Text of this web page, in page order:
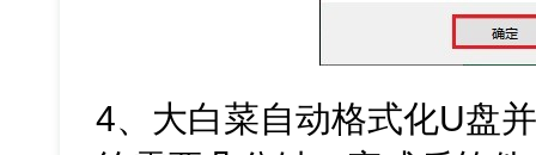
4、大白菜自动格式化U盘